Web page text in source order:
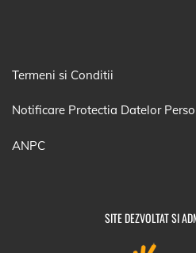
Termeni si Conditii
Notificare Protectia Datelor
ANPC
SITE DEZVOLTAT SI